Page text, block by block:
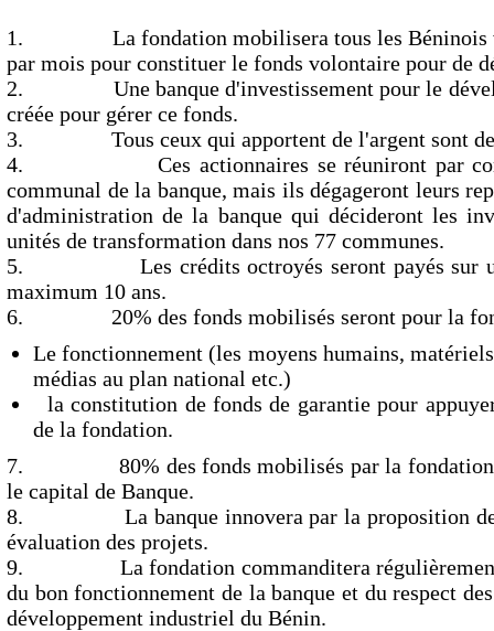
1. La fondation mobilisera tous les Béninois
par mois pour constituer le fonds volontaire pour de
2. Une banque d'investissement pour le
créée pour gérer ce fonds.
3. Tous ceux qui apportent de l'argent sont des
4. Ces actionnaires se réuniront par
communal de la banque, mais ils dégageront leurs
d'administration de la banque qui décideront les
unités de transformation dans nos 77 communes.
5. Les crédits octroyés seront payés sur une
maximum 10 ans.
6. 20% des fonds mobilisés seront pour la
Le fonctionnement (les moyens humains,
médias au plan national etc.)
la constitution de fonds de garantie pour
de la fondation.
7. 80% des fonds mobilisés par la fondation
le capital de Banque.
8. La banque innovera par la proposition de
évaluation des projets.
9. La fondation commanditera régulièrement
du bon fonctionnement de la banque et du respect
développement industriel du Bénin.